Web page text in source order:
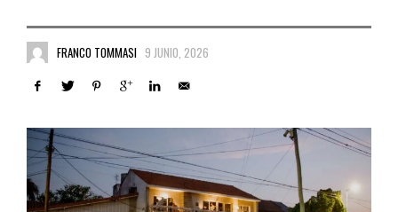
FRANCO TOMMASI 9 JUNIO, 2026